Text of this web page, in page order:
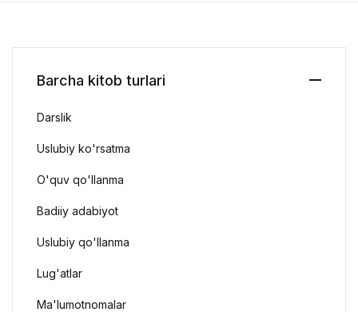
Barcha kitob turlari
Darslik
Uslubiy ko'rsatma
O'quv qo'llanma
Badiiy adabiyot
Uslubiy qo'llanma
Lug'atlar
Ma'lumotnomalar